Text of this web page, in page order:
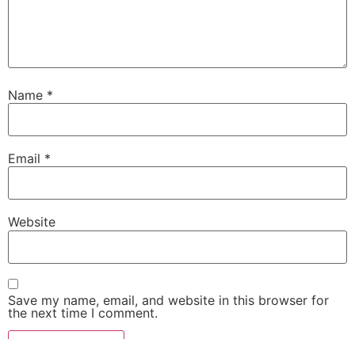
Name *
Email *
Website
Save my name, email, and website in this browser for
the next time I comment.